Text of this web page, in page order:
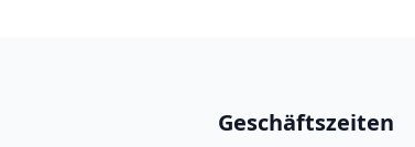
Geschäftszeiten